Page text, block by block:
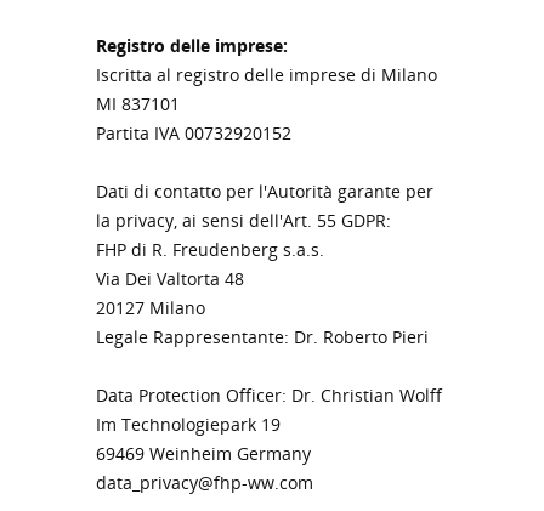
Registro delle imprese:
Iscritta al registro delle imprese di Milano
MI 837101
Partita IVA 00732920152
Dati di contatto per l'Autorità garante per
la privacy, ai sensi dell'Art. 55 GDPR:
FHP di R. Freudenberg s.a.s.
Via Dei Valtorta 48
20127 Milano
Legale Rappresentante: Dr. Roberto Pieri
Data Protection Officer: Dr. Christian Wolff
Im Technologiepark 19
69469 Weinheim Germany
data_privacy@fhp-ww.com